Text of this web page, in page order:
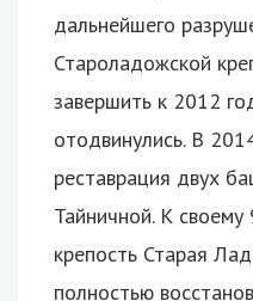
дальнейшего
Староладожской
завершить к 2012
отодвинулись. В
реставрация двух
Тайничной. К
крепость Старая
полностью